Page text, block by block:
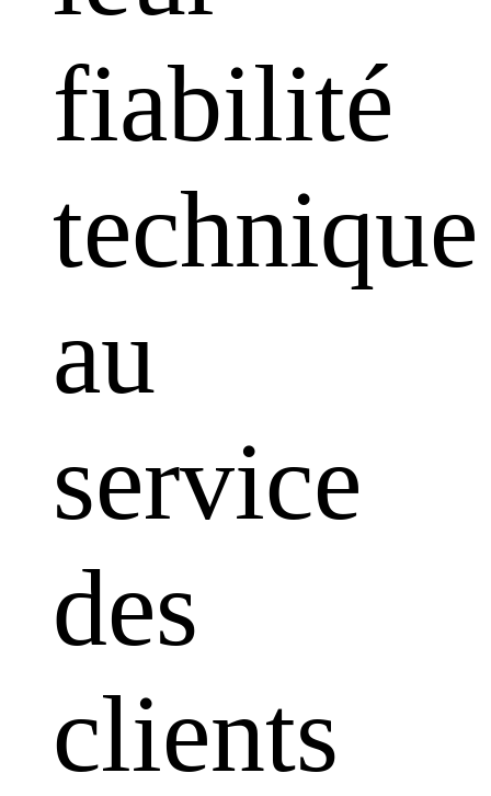
fiabilité
technique
au
service
des
clients